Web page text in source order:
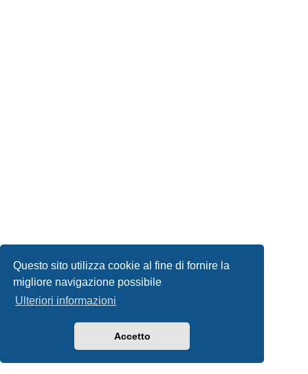
Questo sito utilizza cookie al fine di fornire la
migliore navigazione possibile
Ulteriori informazioni
Accetto